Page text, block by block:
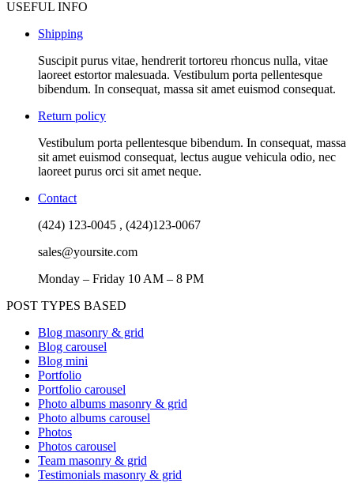
USEFUL INFO
Shipping
Suscipit purus vitae, hendrerit tortoreu rhoncus nulla, vitae
laoreet estortor malesuada. Vestibulum porta pellentesque
bibendum. In consequat, massa sit amet euismod consequat.
Return policy
Vestibulum porta pellentesque bibendum. In consequat, massa
sit amet euismod consequat, lectus augue vehicula odio, nec
laoreet purus orci sit amet neque.
Contact
(424) 123-0045 , (424)123-0067
sales@yoursite.com
Monday – Friday 10 AM – 8 PM
POST TYPES BASED
Blog masonry & grid
Blog carousel
Blog mini
Portfolio
Portfolio carousel
Photo albums masonry & grid
Photo albums carousel
Photos
Photos carousel
Team masonry & grid
Testimonials masonry & grid